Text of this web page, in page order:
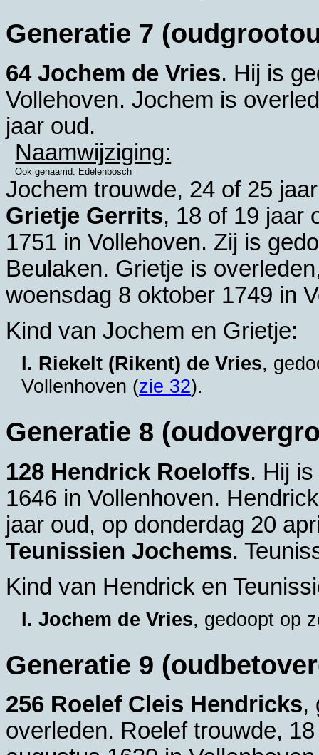
Generatie 7
64 Jochem de Vries. Hij is
Vollehoven. Jochem is
jaar oud.
Naamwijziging:
Ook genaamd: Edelenbosch
Jochem trouwde, 24 of 25
Grietje Gerrits, 18 of 19 jaar
1751 in Vollehoven. Zij is
Beulaken. Grietje is
woensdag 8 oktober 1749 in
Kind van Jochem en Grietje:
I. Riekelt (Rikent) de Vries,
Vollenhoven (zie 32).
Generatie 8
128 Hendrick Roeloffs. Hij
1646 in Vollenhoven.
jaar oud, op donderdag 20
Teunissien Jochems.
Kind van Hendrick en
I. Jochem de Vries, gedoopt op
Generatie 9
256 Roelef Cleis Hendricks,
overleden. Roelef trouwde,